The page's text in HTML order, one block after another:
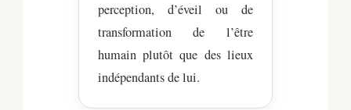
perception, d’éveil ou de
transformation de l’être
humain plutôt que des lieux
indépendants de lui.